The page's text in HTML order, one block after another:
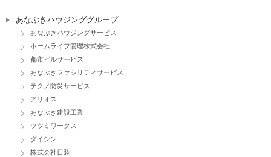
あなぶきハウジンググループ
あなぶきハウジングサービス
ホームライフ管理株式会社
都市ビルサービス
あなぶきファシリティサービス
テクノ防災サービス
アリオス
あなぶき建設工業
ツツミワークス
ダイシン
株式会社日装